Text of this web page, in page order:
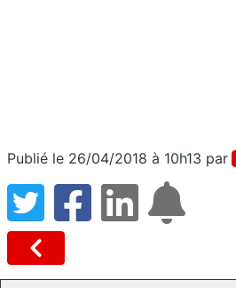
Publié le 26/04/2018 à 10h13 par